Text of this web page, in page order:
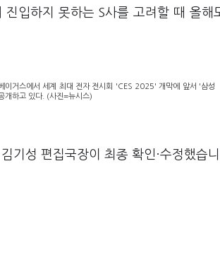
입하지 못하는 S사를 고려할 때 올해
이거스에서 세계 최대 전자 전시회 'CES 2025' 개막에 앞서 '삼성
하고 있다. (사진=뉴시스)
기성 편집국장이 최종 확인·수정했습니